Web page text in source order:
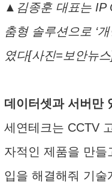
▲김종훈 대표는 IP
춤형 솔루션으로 ‘
였다[사진=보안뉴
데이터셋과 서버만
세연테크는 CCTV
자적인 제품을 만들
입을 해결해줘 기